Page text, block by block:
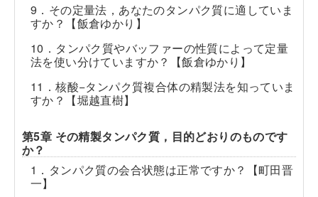
9．その定量法，あなたのタンパク質に適していま
すか？【飯倉ゆかり】
10．タンパク質やバッファーの性質によって定量
法を使い分けていますか？【飯倉ゆかり】
11．核酸−タンパク質複合体の精製法を知っていま
すか？【堀越直樹】
第5章 その精製タンパク質，目的どおりのものです
か？
1．タンパク質の会合状態は正常ですか？【町田晋
一】